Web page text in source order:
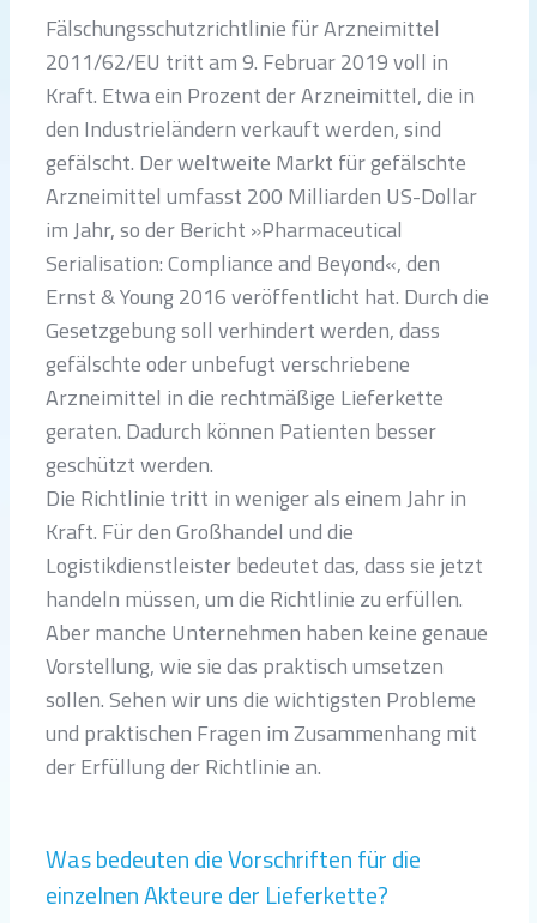
Fälschungsschutzrichtlinie für Arzneimittel
2011/62/EU tritt am 9. Februar 2019 voll in
Kraft. Etwa ein Prozent der Arzneimittel, die in
den Industrieländern verkauft werden, sind
gefälscht. Der weltweite Markt für gefälschte
Arzneimittel umfasst 200 Milliarden US-Dollar
im Jahr, so der Bericht »Pharmaceutical
Serialisation: Compliance and Beyond«, den
Ernst & Young 2016 veröffentlicht hat. Durch die
Gesetzgebung soll verhindert werden, dass
gefälschte oder unbefugt verschriebene
Arzneimittel in die rechtmäßige Lieferkette
geraten. Dadurch können Patienten besser
geschützt werden.
Die Richtlinie tritt in weniger als einem Jahr in
Kraft. Für den Großhandel und die
Logistikdienstleister bedeutet das, dass sie jetzt
handeln müssen, um die Richtlinie zu erfüllen.
Aber manche Unternehmen haben keine genaue
Vorstellung, wie sie das praktisch umsetzen
sollen. Sehen wir uns die wichtigsten Probleme
und praktischen Fragen im Zusammenhang mit
der Erfüllung der Richtlinie an.
Was bedeuten die Vorschriften für die
einzelnen Akteure der Lieferkette?